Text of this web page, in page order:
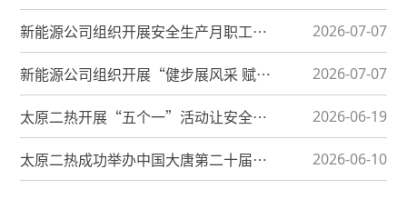
新能源公司组织开展安全生产月职工代
表巡视
2026-07-07
新能源公司组织开展“健步展风采 赋能
新征程”健步走活动
2026-07-07
太原二热开展“五个一”活动让安全生
产月活起来
2026-06-19
太原二热成功举办中国大唐第二十届企
业开放日活动
2026-06-10